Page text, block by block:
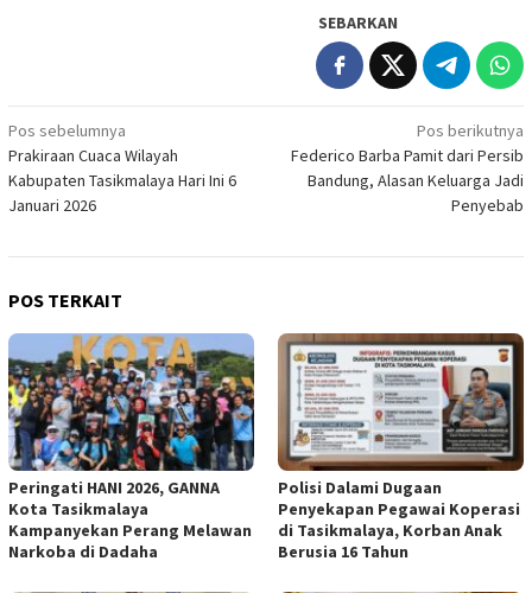
SEBARKAN
Navigasi
pos
Pos sebelumnya
Prakiraan Cuaca Wilayah
Kabupaten Tasikmalaya Hari Ini 6
Januari 2026
Pos berikutnya
Federico Barba Pamit dari Persib
Bandung, Alasan Keluarga Jadi
Penyebab
POS TERKAIT
Peringati HANI 2026, GANNA
Kota Tasikmalaya
Kampanyekan Perang Melawan
Narkoba di Dadaha
Polisi Dalami Dugaan
Penyekapan Pegawai Koperasi
di Tasikmalaya, Korban Anak
Berusia 16 Tahun